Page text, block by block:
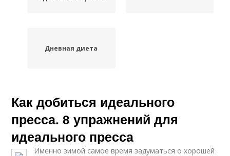
Дневная диета
Как добиться идеального
пресса. 8 упражнений для
идеального пресса
Именно зимой самое время задуматься о хорошей